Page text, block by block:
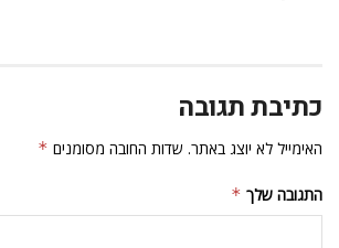
כתיבת תגובה
האימייל לא יוצג באתר. שדות החובה מסומנים *
התגובה שלך *